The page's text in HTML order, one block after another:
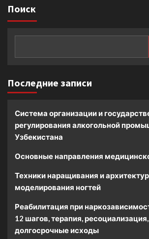
Поиск
Последние записи
Система организации и
регулирования алкогольной
Узбекистана
Основные направления
Техники наращивания и
моделирования ногтей
Реабилитация при
12 шагов, терапия,
долгосрочные исходы